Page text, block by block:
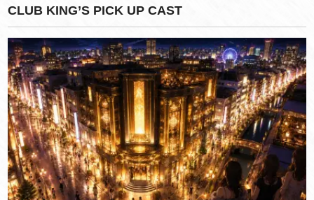
CLUB KING’S PICK UP CAST